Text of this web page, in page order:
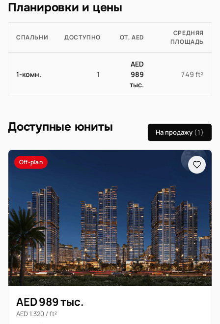
Планировки и цены
СПАЛЬНИ ДОСТУПНО ОТ, AED
СРЕДНЯЯ
ПЛОЩАДЬ
1-комн. 1
AED
989
тыс.
749 ft²
Доступные юниты На продажу (1)
Off-plan
AED 989 тыс.
AED 1 320 / ft²